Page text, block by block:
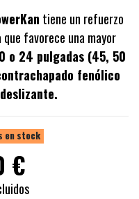
tiene un refuerzo
favorece una mayor
o 24 pulgadas (45, 50
fenólico
en stock
€